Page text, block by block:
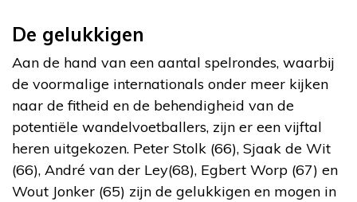
De gelukkigen
Aan de hand van een aantal spelrondes, waarbij
de voormalige internationals onder meer kijken
naar de fitheid en de behendigheid van de
potentiële wandelvoetballers, zijn er een vijftal
heren uitgekozen. Peter Stolk (66), Sjaak de Wit
(66), André van der Ley(68), Egbert Worp (67) en
Wout Jonker (65) zijn de gelukkigen en mogen in